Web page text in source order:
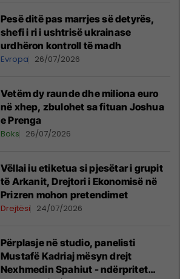
Pesë ditë pas marrjes së detyrës,
shefi i ri i ushtrisë ukrainase
urdhëron kontroll të madh
Evropa 26/07/2026
Vetëm dy raunde dhe miliona euro
në xhep, zbulohet sa fituan Joshua
e Prenga
Boks 26/07/2026
Vëllai iu etiketua si pjesëtar i grupit
të Arkanit, Drejtori i Ekonomisë në
Prizren mohon pretendimet
Drejtësi 24/07/2026
Përplasje në studio, panelisti
Mustafë Kadriaj mësyn drejt
Nexhmedin Spahiut - ndërpritet